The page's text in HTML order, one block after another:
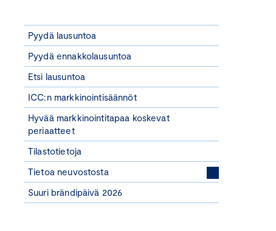
Pyydä lausuntoa
Pyydä ennakkolausuntoa
Etsi lausuntoa
ICC:n markkinointisäännöt
Hyvää markkinointitapaa koskevat
periaatteet
Tilastotietoja
Tietoa neuvostosta
Suuri brändipäivä 2026